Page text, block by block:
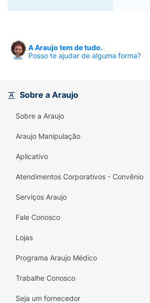
A Araujo tem de tudo.
Posso te ajudar de alguma forma?
Sobre a Araujo
Sobre a Araujo
Araujo Manipulação
Aplicativo
Atendimentos Corporativos - Convênio
Serviços Araujo
Fale Conosco
Lojas
Programa Araujo Médico
Trabalhe Conosco
Seja um fornecedor